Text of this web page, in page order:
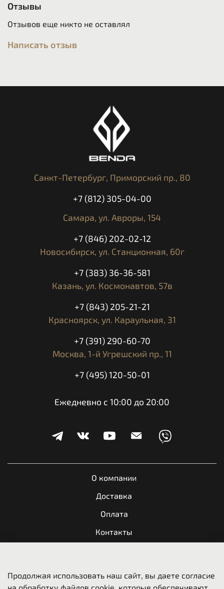
Отзывы
Отзывов еще никто не оставлял
Написать отзыв
О компании
Доставка
Оплата
Контакты
Пользовательское соглашение
Санкт-Петербург, Приморский пр., 80
+7 (812) 305-04-00
Самара, ул. Авроры, 154
+7 (846) 202-02-12
Новосибирск, ул. Станционная, 60г
+7 (383) 36-36-581
Казань, ул. Космонавтов, 57в
+7 (843) 205-21-21
Красноярск, ул. Караульная, 31
+7 (391) 290-60-70
Москва, 1-й Угрешский пр., 11
+7 (495) 120-50-01
Ежедневно с 10:00 до 20:00
Продолжая использовать наш сайт, вы даете согласие